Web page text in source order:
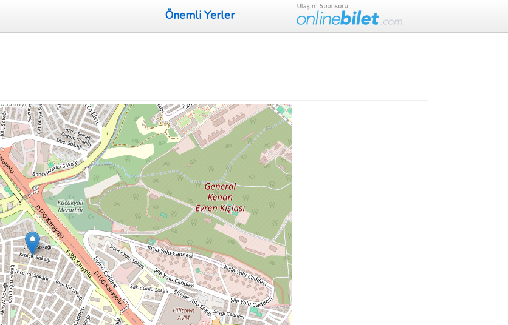
Önemli Yerler